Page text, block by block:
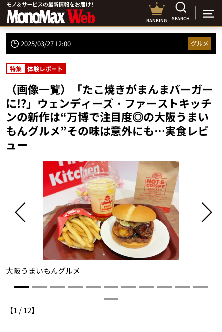
RANKING SEARCH
2025/03/27 12:00 グルメ
特集 体験レポート
（画像一覧）「たこ焼きがまんまバーガー
に!?」ウェンディーズ・ファーストキッチ
ンの新作は“万博で注目度◎の大阪うまい
もんグルメ”その味は意外にも…実食レビ
ュー
大阪うまいもんグルメ
【1 /12】